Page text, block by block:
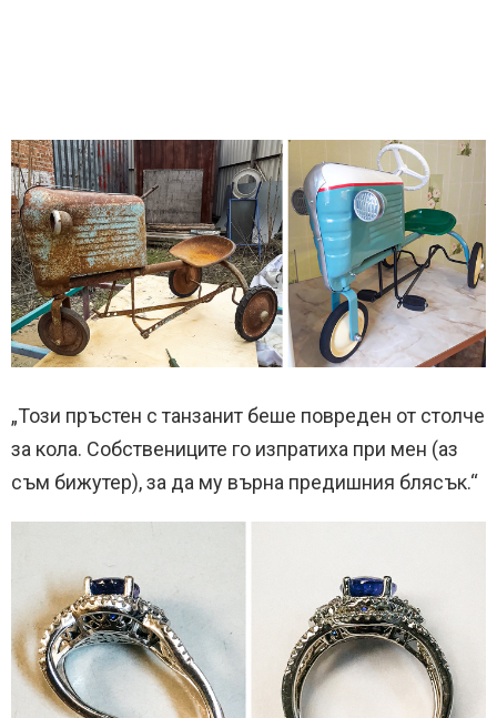
„Този пръстен с танзанит беше повреден от столче
за кола. Собствениците го изпратиха при мен (аз
съм бижутер), за да му върна предишния блясък.“